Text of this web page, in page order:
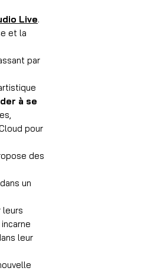
Live.
et la
par
à se
pour
des
un
leurs
leur